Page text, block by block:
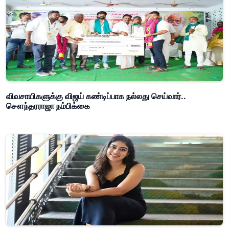
விவசாயிகளுக்கு விஜய் கண்டிப்பாக நல்லது செய்வார்..
சௌந்தரராஜா நம்பிக்கை